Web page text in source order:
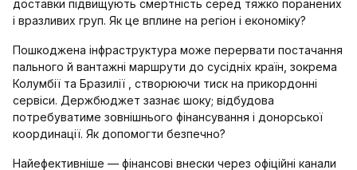
доставки підвищують смертність серед тяжко поранених
і вразливих груп. Як це вплине на регіон і економіку?
Пошкоджена інфраструктура може перервати постачання
пального й вантажні маршрути до сусідніх країн, зокрема
Колумбії та Бразилії , створюючи тиск на прикордонні
сервіси. Держбюджет зазнає шоку; відбудова
потребуватиме зовнішнього фінансування і донорської
координації. Як допомогти безпечно?
Найефективніше — фінансові внески через офіційні канали